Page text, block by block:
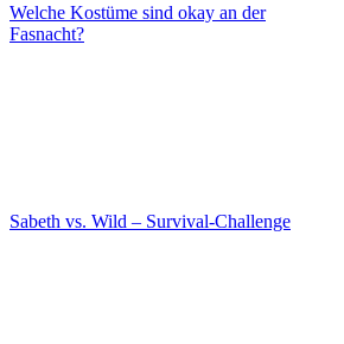
Welche Kostüme sind okay an der
Fasnacht?
Sabeth vs. Wild – Survival-Challenge